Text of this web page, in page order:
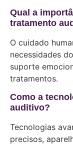
Qual a
tratamento
O cuidado
necessidades
suporte
tratamentos.
Como a
auditivo?
Tecnologias
precisos,